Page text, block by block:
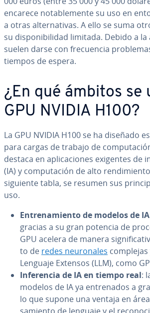
encarece no­ta­ble­me­n­te su uso en
a otras al­te­r­na­ti­vas. A ello se suma
su di­s­po­ni­bi­li­dad limitada. Debido a la
suelen darse con fre­cue­n­cia
tiempos de espera.
¿En qué ámbitos se
GPU NVIDIA H100?
La GPU NVIDIA H100 se ha diseñado
para cargas de trabajo de
destaca en apli­ca­cio­nes exigentes de
(IA) y co­mpu­tación de alto re­n­di­mie­n­to
siguiente tabla, se resumen sus
uso.
En­tre­na­mie­n­to de modelos de
gracias a su gran potencia de
GPU acelera de manera
to de redes neu­ro­na­les
Lenguaje Extensos (LLM), como
In­fe­re­n­cia de IA en tiempo real:
modelos de IA ya en­tre­na­dos a
lo que supone una ventaja en